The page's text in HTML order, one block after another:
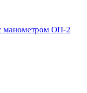
манометром ОП-2